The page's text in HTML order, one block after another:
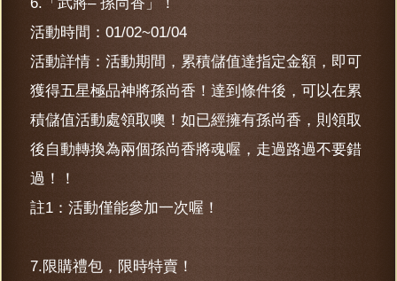
活動時間：01/02~01/04
活動詳情：活動期間，累積儲值達指定金額，即可
獲得五星極品神將孫尚香！達到條件後，可以在累
積儲值活動處領取噢！如已經擁有孫尚香，則領取
後自動轉換為兩個孫尚香將魂喔，走過路過不要錯
過！！
註1：活動僅能參加一次喔！
7.限購禮包，限時特賣！